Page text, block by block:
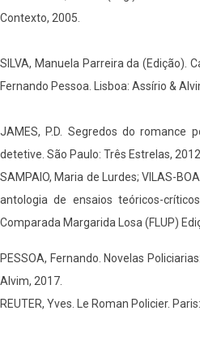
Contexto, 2005.
SILVA, Manuela Parreira da (Edição).
Fernando Pessoa. Lisboa: Assírio &
JAMES, P.D. Segredos do romance
detetive. São Paulo: Três Estrelas, 2012.
SAMPAIO, Maria de Lurdes; VILAS-
antologia de ensaios teóricos-
Comparada Margarida Losa (FLUP)
PESSOA, Fernando. Novelas
Alvim, 2017.
REUTER, Yves. Le Roman Policier.